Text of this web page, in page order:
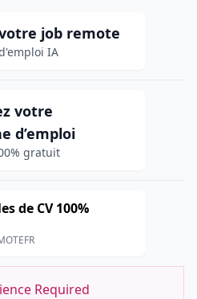
job remote
IA
votre
d’emploi
gratuit
de CV 100%
Required